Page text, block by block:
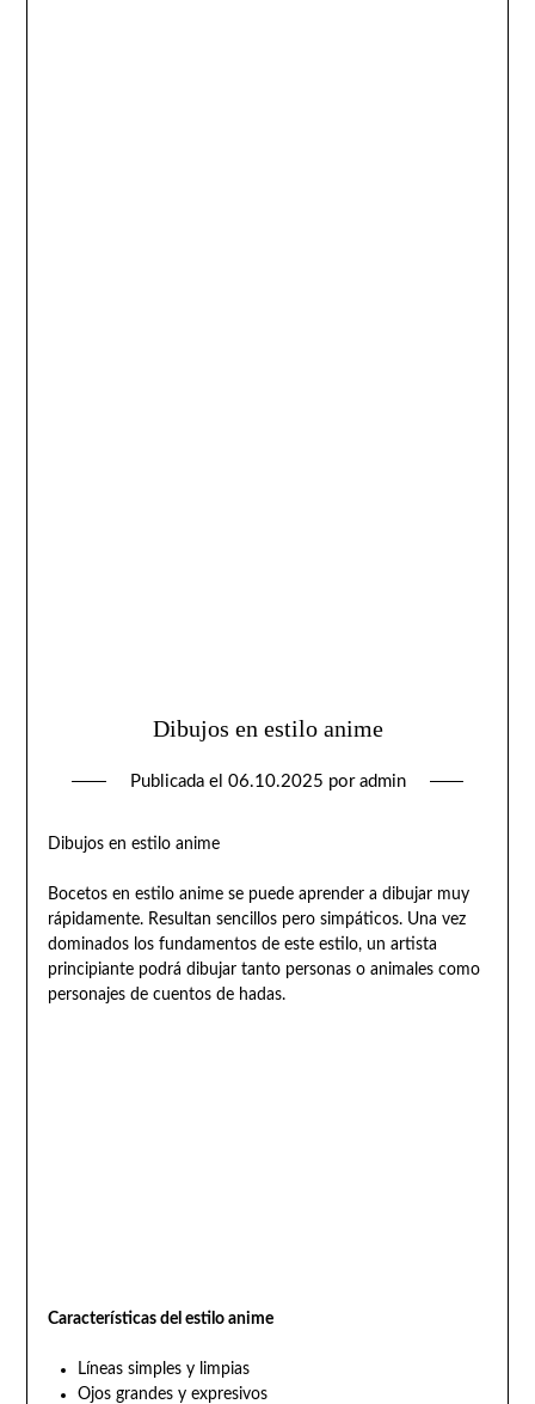
Dibujos en estilo anime
Publicada el 06.10.2025 por admin
Dibujos en estilo anime
Bocetos en estilo anime se puede aprender a dibujar muy
rápidamente. Resultan sencillos pero simpáticos. Una vez
dominados los fundamentos de este estilo, un artista
principiante podrá dibujar tanto personas o animales como
personajes de cuentos de hadas.
Características del estilo anime
Líneas simples y limpias
Ojos grandes y expresivos